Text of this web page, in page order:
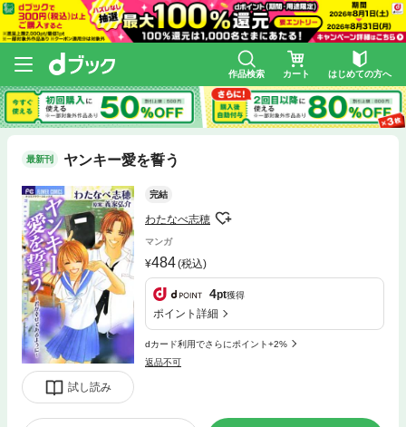
作品検索 カート はじめての方へ
最新刊 ヤンキー愛を誓う
試し読み
完結
わたなべ志穂
マンガ
484(税込)
4pt獲得
ポイント詳細
dカード利用でさらにポイント+2%
返品不可